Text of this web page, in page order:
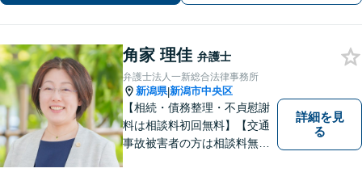
角家 理佳 弁護士
弁護士法人一新総合法律事務所
新潟県|新潟市中央区
【相続・債務整理・不貞慰謝
料は相談料初回無料】【交通
事故被害者の方は相談料無料
詳細を見
る